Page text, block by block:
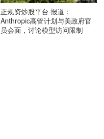
正规资炒股平台 报道：
Anthropic高管计划与美政府官
员会面，讨论模型访问限制